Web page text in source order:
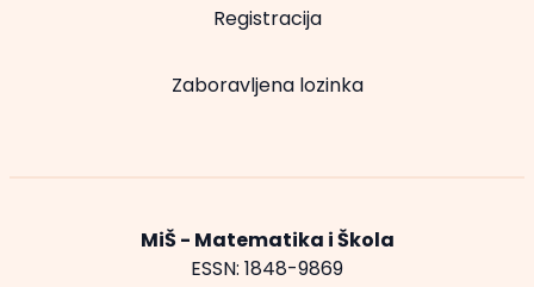
Registracija
Zaboravljena lozinka
MiŠ - Matematika i Škola
ESSN: 1848-9869